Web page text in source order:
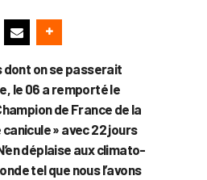
dont on se passerait
le 06 a remporté le
de France de la
» avec 22 jours
déplaise aux climato-
tel que nous l’avons